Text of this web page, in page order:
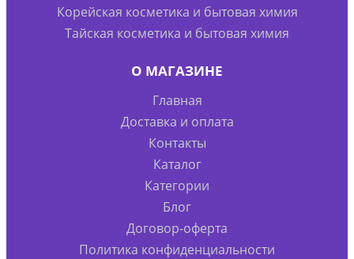
Корейская косметика и бытовая химия
Тайская косметика и бытовая химия
О МАГАЗИНЕ
Главная
Доставка и оплата
Контакты
Каталог
Категории
Блог
Договор-оферта
Политика конфиденциальности